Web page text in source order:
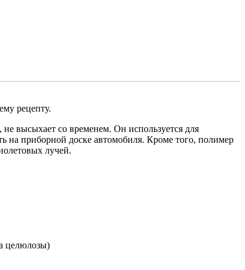
рецепту.
высыхает со временем. Он используется для
на приборной доске автомобиля. Кроме того, полимер
лучей.
целюлозы)